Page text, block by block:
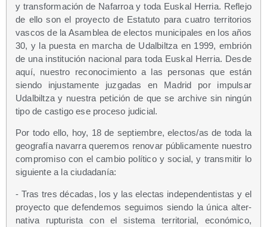
y trans­for­ma­ción de Nafa­rroa y toda Eus­kal Herria. Refle­jo
de ello son el pro­yec­to de Esta­tu­to para cua­tro terri­to­rios
vas­cos de la Asam­blea de elec­tos muni­ci­pa­les en los años
30, y la pues­ta en mar­cha de Udal­bil­tza en 1999, embrión
de una ins­ti­tu­ción nacio­nal para toda Eus­kal Herria. Des­de
aquí, nues­tro reco­no­ci­mien­to a las per­so­nas que están
sien­do injus­ta­men­te juz­ga­das en Madrid por impul­sar
Udal­bil­tza y nues­tra peti­ción de que se archi­ve sin nin­gún
tipo de cas­ti­go ese pro­ce­so judicial.
Por todo ello, hoy, 18 de sep­tiem­bre, electos/​as de toda la
geo­gra­fía nava­rra que­re­mos reno­var públi­ca­men­te nues­tro
com­pro­mi­so con el cam­bio polí­ti­co y social, y trans­mi­tir lo
siguien­te a la ciudadanía:
- Tras tres déca­das, los y las elec­tas inde­pen­den­tis­tas y el
pro­yec­to que defen­de­mos segui­mos sien­do la úni­ca alter­
na­ti­va rup­tu­ris­ta con el sis­te­ma terri­to­rial, eco­nó­mi­co,